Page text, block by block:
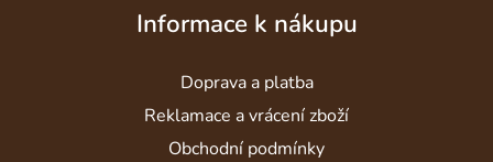
Informace k nákupu
Doprava a platba
Reklamace a vrácení zboží
Obchodní podmínky